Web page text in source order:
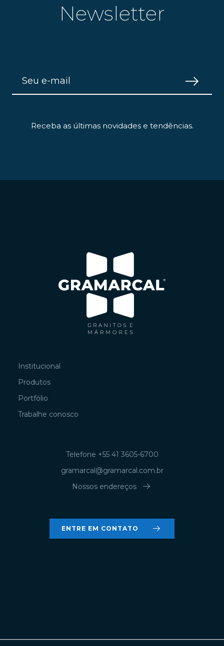
Newsletter
Receba as últimas novidades e tendências.
Institucional
Produtos
Portfólio
Trabalhe conosco
Telefone +55 41 3605-6700
gramarcal@gramarcal.com.br
Nossos endereços
arrow_right_alt
ENTRE EM CONTATO arrow_right_alt